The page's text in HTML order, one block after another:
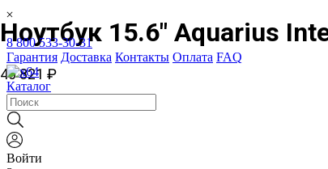
8 800 533-30-31
Гарантия Доставка Контакты Оплата FAQ
Каталог
Войти
Ноутбук 15.6" Aquarius
40 821 ₽